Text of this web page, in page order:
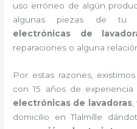
uso erróneo de algún
algunas piezas de tu
electrónicas de
reparaciones o alguna
Por estas razones,
con 15 años de experiencia
electrónicas de lavadoras,
domicilio en Tlalmille